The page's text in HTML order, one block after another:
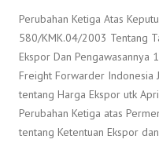
Perubahan Ketiga Atas
580/KMK.04/2003 Tentang
Ekspor Dan
Freight Forwarder Indonesia
tentang Harga Ekspor utk
Perubahan Ketiga atas
tentang Ketentuan Ekspor